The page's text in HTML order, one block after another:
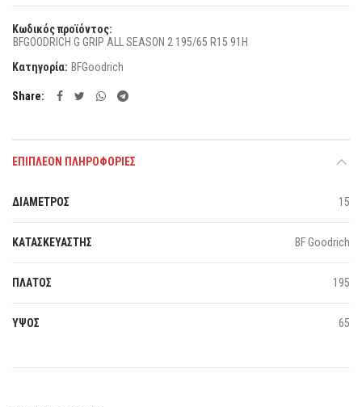
Κωδικός προϊόντος:
BFGOODRICH G GRIP ALL SEASON 2 195/65 R15 91H
Κατηγορία: BFGoodrich
Share
ΕΠΙΠΛΈΟΝ ΠΛΗΡΟΦΟΡΊΕΣ
ΔΙΑΜΕΤΡΟΣ 15
ΚΑΤΑΣΚΕΥΑΣΤΗΣ BF Goodrich
ΠΛΑΤΟΣ 195
ΥΨΟΣ 65